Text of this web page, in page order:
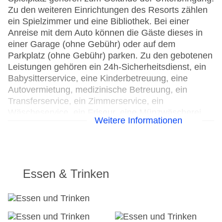
Zu den weiteren Einrichtungen des Resorts zählen
ein Spielzimmer und eine Bibliothek. Bei einer
Anreise mit dem Auto können die Gäste dieses in
einer Garage (ohne Gebühr) oder auf dem
Parkplatz (ohne Gebühr) parken. Zu den gebotenen
Leistungen gehören ein 24h-Sicherheitsdienst, ein
Babysitterservice, eine Kinderbetreuung, eine
Autovermietung, medizinische Betreuung, ein
Transferservice, ein Zimmerservice, ein
ein Hotelarzt und ein eigener Shuttlebus. Kostenfrei
24h Rezeption
Check-in von: 15:00:00
Check-out bis: 12:00:00
Weitere Informationen
Essen & Trinken